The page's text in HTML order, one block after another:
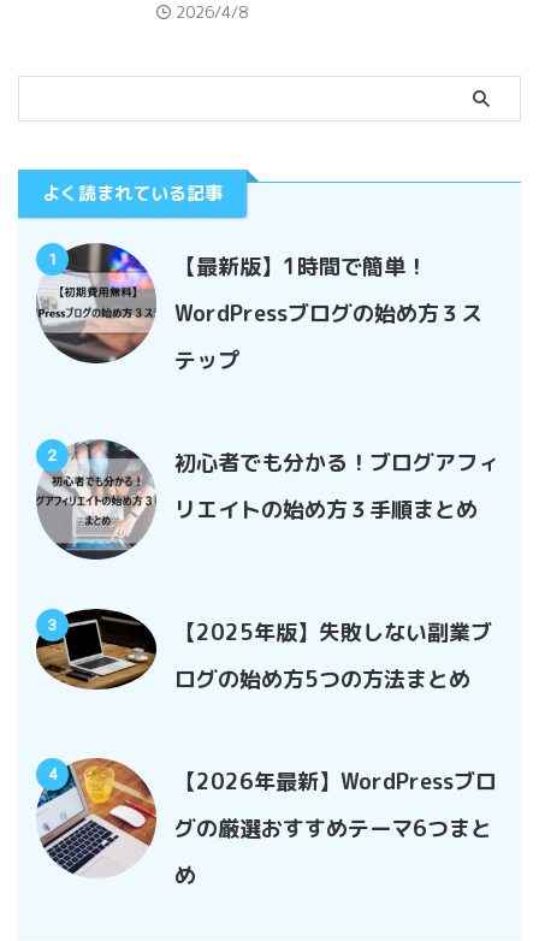
2026/4/8
よく読まれている記事
1
【最新版】1時間で簡単！
WordPressブログの始め方３ス
テップ
2
初心者でも分かる！ブログアフィ
リエイトの始め方３手順まとめ
3
【2025年版】失敗しない副業ブ
ログの始め方5つの方法まとめ
4
【2026年最新】WordPressブロ
グの厳選おすすめテーマ6つまと
め